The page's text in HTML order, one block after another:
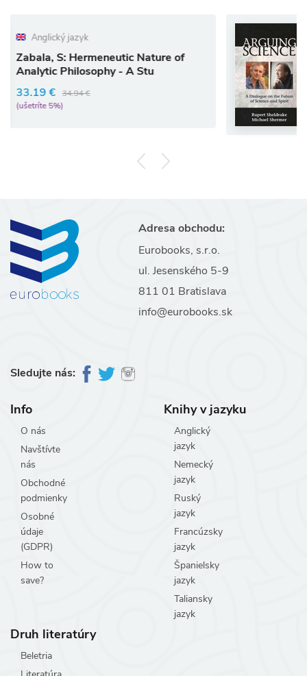
Nature of
- A Stu
Anglický jazyk
Arguing
Ph.D. Rupert
16.41 € 17.27 €
(ušetríte 5%)
Adresa obchodu:
Eurobooks, s.r.o.
ul. Jesenského 5-9
811 01 Bratislava
info@eurobooks.sk
Sledujte nás:
Info
O nás
Navštívte
nás
Obchodné
podmienky
Osobné
údaje
(GDPR)
How to
save?
Knihy v jazyku
Anglický
jazyk
Nemecký
jazyk
Ruský
jazyk
Francúzsky
jazyk
Španielsky
jazyk
Taliansky
jazyk
Druh literatúry
Beletria